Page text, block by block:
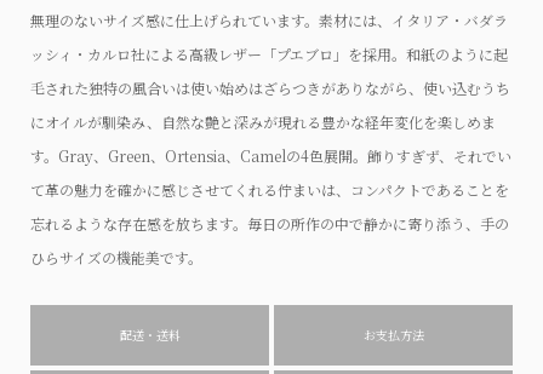
無理のないサイズ感に仕上げられています。素材には、イタリア・バダラ
ッシィ・カルロ社による高級レザー「プエブロ」を採用。和紙のように起
毛された独特の風合いは使い始めはざらつきがありながら、使い込むうち
にオイルが馴染み、自然な艶と深みが現れる豊かな経年変化を楽しめま
す。Gray、Green、Ortensia、Camelの4色展開。飾りすぎず、それでい
て革の魅力を確かに感じさせてくれる佇まいは、コンパクトであることを
忘れるような存在感を放ちます。毎日の所作の中で静かに寄り添う、手の
ひらサイズの機能美です。
配送・送料 お支払方法